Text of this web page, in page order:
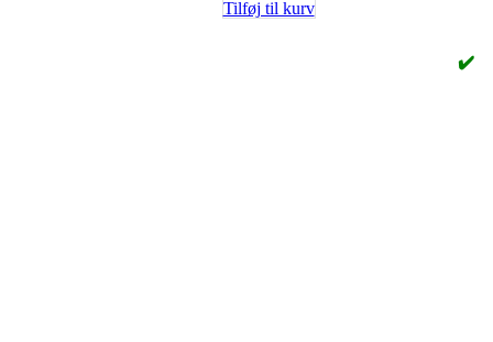
Tilføj til kurv
✔️